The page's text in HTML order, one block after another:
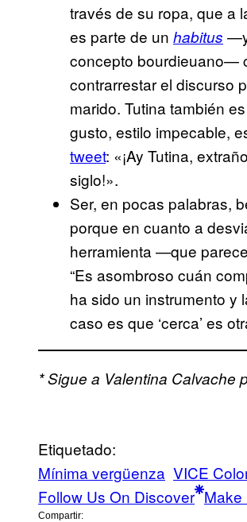
través de su ropa, que a
es parte de un habitus
concepto bourdieuano—
contrarrestar el discurso
marido. Tutina también
gusto, estilo impecable,
tweet: «¡Ay Tutina,
siglo!».
Ser, en pocas palabras,
porque en cuanto a
herramienta —que
“Es asombroso cuán
ha sido un instrumento y
caso es que ‘cerca’ es
* Sigue a Valentina Calvache
Etiquetado:
Mínima vergüenza VICE
Follow Us On Discover Make
Compartir: